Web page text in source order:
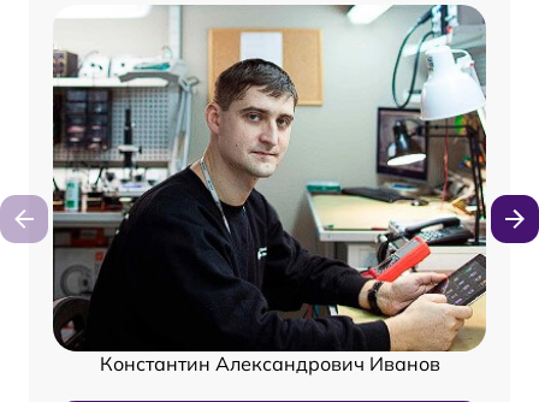
Константин Александрович Иванов